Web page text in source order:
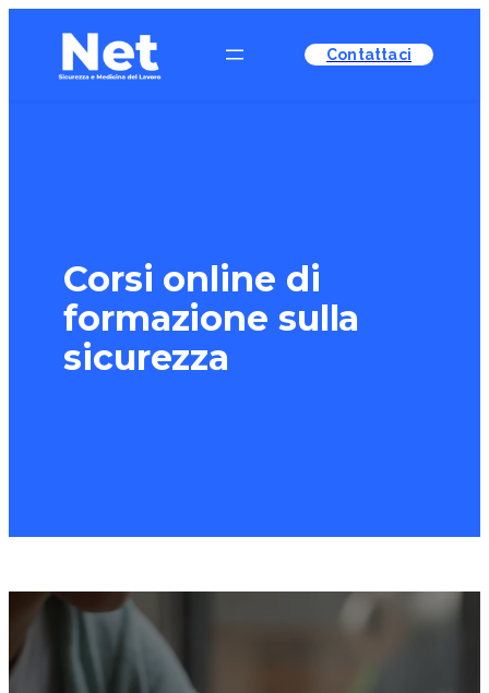
Contattaci
Corsi online di
formazione sulla
sicurezza